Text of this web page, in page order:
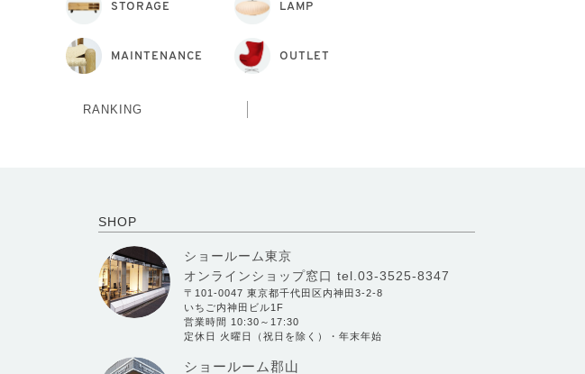
STORAGE LAMP
MAINTENANCE OUTLET
RANKING
SHOP
ショールーム東京
オンラインショップ窓口 tel.03-3525-8347
〒101-0047 東京都千代田区内神田3-2-8
いちご内神田ビル1F
営業時間 10:30～17:30
定休日 火曜日（祝日を除く）・年末年始
ショールーム郡山